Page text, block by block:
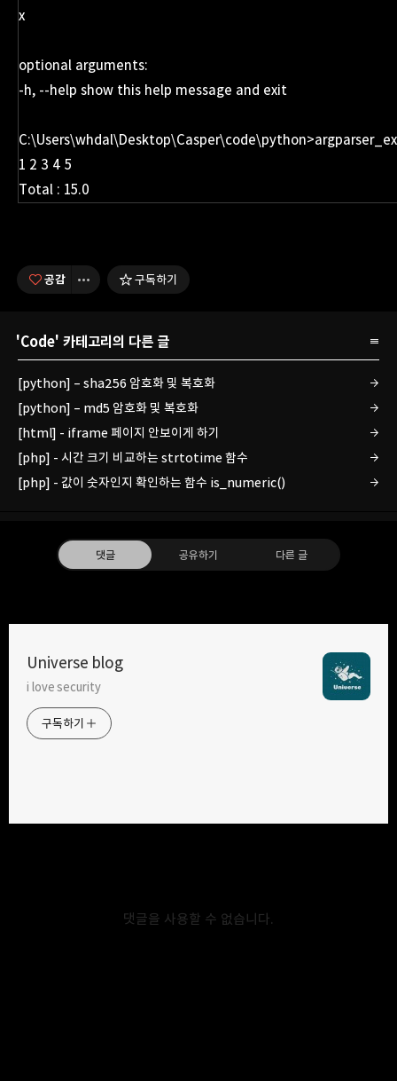
x
optional arguments:
-h, --help show this help message and exit
1 2 3 4 5
Total : 15.0
공감 구독하기
'Code' 카테고리의 다른 글
[python] – sha256 암호화 및 복호화
[python] – md5 암호화 및 복호화
[html] - iframe 페이지 안보이게 하기
[php] - 시간 크기 비교하는 strtotime 함수
[php] - 값이 숫자인지 확인하는 함수 is_numeric()
댓글 공유하기 다른 글
Universe blog
i love security
구독하기
댓글을 사용할 수 없습니다.
트위터
한글자로 암호화된 값만 복호화가 가능하다. [SHA-256 Encrypt]